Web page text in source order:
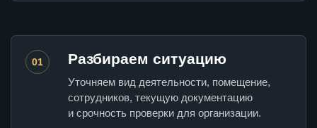
01 Разбираем ситуацию
Уточняем вид деятельности, помещение,
сотрудников, текущую документацию
и срочность проверки для организации.